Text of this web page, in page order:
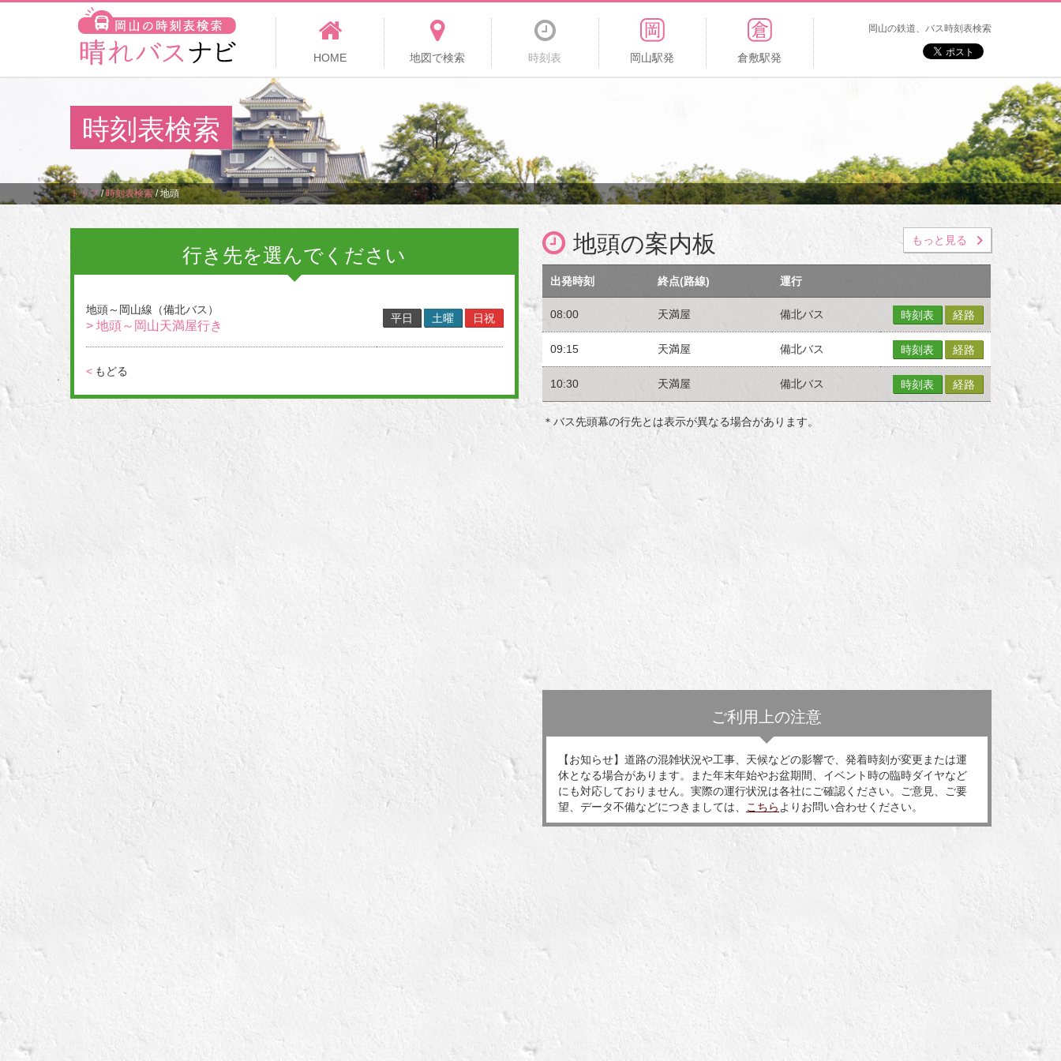
HOME 地図で検索 時刻表 岡山駅発 倉敷駅発
岡山の鉄道、バス時刻表検索
時刻表検索
トップ/時刻表検索/地頭
行き先を選んでください
地頭～岡山線（備北バス）
> 地頭～岡山天満屋行き
平日 土曜 日祝
< もどる
地頭の案内板 もっと見る
出発時刻 終点(路線) 運行
08:00 天満屋 備北バス 時刻表 経路
09:15 天満屋 備北バス 時刻表 経路
10:30 天満屋 備北バス 時刻表 経路
＊バス先頭幕の行先とは表示が異なる場合があります。
ご利用上の注意
【お知らせ】道路の混雑状況や工事、天候などの影響で、発着時刻が変更または運
休となる場合があります。また年末年始やお盆期間、イベント時の臨時ダイヤなど
にも対応しておりません。実際の運行状況は各社にご確認ください。ご意見、ご要
望、データ不備などにつきましては、
こちら よりお問い合わせください。